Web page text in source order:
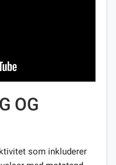
OG
som inkluderer